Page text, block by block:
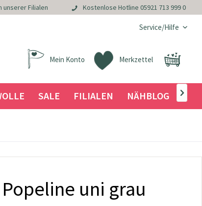
Filialen Kostenlose Hotline 05921 713 999 0
Service/Hilfe
Merkzettel
Mein Konto
SALE FILIALEN NÄHBLOG 
uni grau